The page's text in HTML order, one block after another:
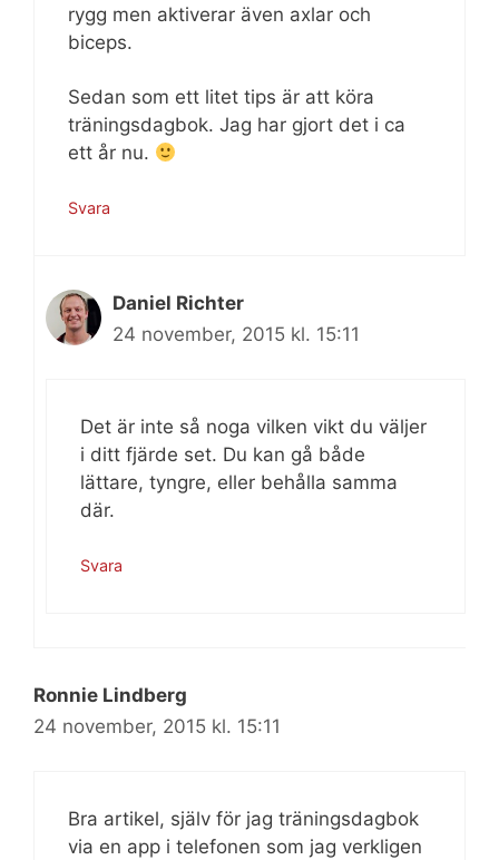
rygg men aktiverar även axlar och
biceps.
Sedan som ett litet tips är att köra
träningsdagbok. Jag har gjort det i ca
ett år nu.
Svara
Daniel Richter
24 november, 2015 kl. 15:11
Det är inte så noga vilken vikt du väljer
i ditt fjärde set. Du kan gå både
lättare, tyngre, eller behålla samma
där.
Svara
Ronnie Lindberg
24 november, 2015 kl. 15:11
Bra artikel, själv för jag träningsdagbok
via en app i telefonen som jag verkligen